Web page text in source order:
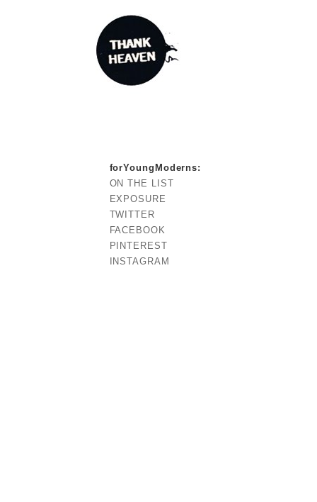
forYoungModerns:
ON THE LIST
EXPOSURE
TWITTER
FACEBOOK
PINTEREST
INSTAGRAM